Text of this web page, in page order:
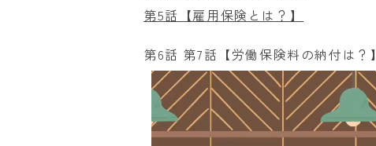
第5話【雇用保険とは？】
第6話 第7話【労働保険料の納付は？】
動
画
プ